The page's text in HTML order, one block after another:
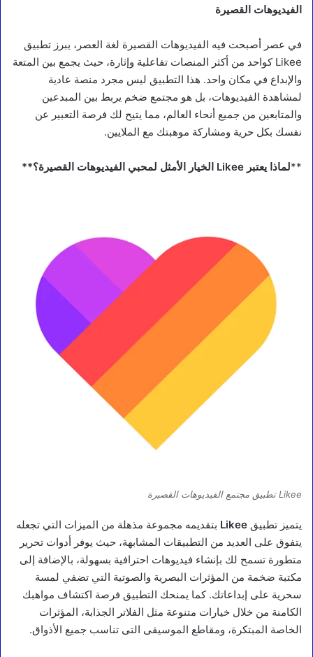
الفيديوهات القصيرة
في عصر أصبحت فيه الفيديوهات القصيرة لغة العصر، يبرز تطبيق
Likee كواحد من أكثر المنصات تفاعلية وإثارة، حيث يجمع بين المتعة
والإبداع في مكان واحد. هذا التطبيق ليس مجرد منصة عادية
لمشاهدة الفيديوهات، بل هو مجتمع ضخم يربط بين المبدعين
والمتابعين من جميع أنحاء العالم، مما يتيح لك فرصة التعبير عن
نفسك بكل حرية ومشاركة موهبتك مع الملايين.
**لماذا يعتبر Likee الخيار الأمثل لمحبي الفيديوهات القصيرة؟**
Likee تطبيق مجتمع الفيديوهات القصيرة
يتميز تطبيق Likee بتقديمه مجموعة مذهلة من الميزات التي تجعله
يتفوق على العديد من التطبيقات المشابهة، حيث يوفر أدوات تحرير
متطورة تسمح لك بإنشاء فيديوهات احترافية بسهولة، بالإضافة إلى
مكتبة ضخمة من المؤثرات البصرية والصوتية التي تضفي لمسة
سحرية على إبداعاتك. كما يمنحك التطبيق فرصة اكتشاف مواهبك
الكامنة من خلال خيارات متنوعة مثل الفلاتر الجذابة، المؤثرات
الخاصة المبتكرة، ومقاطع الموسيقى التى تناسب جميع الأذواق.